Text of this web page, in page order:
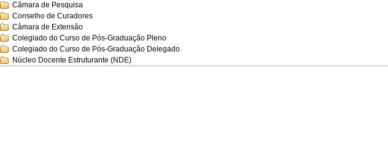
Câmara de Pesquisa
Conselho de Curadores
Câmara de Extensão
Colegiado do Curso de Pós-Graduação Pleno
Colegiado do Curso de Pós-Graduação Delegado
Núcleo Docente Estruturante (NDE)